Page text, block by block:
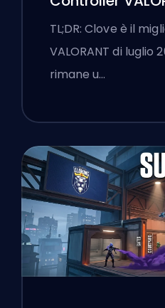
TL;DR: Clove è il
VALORANT di luglio
rimane u…